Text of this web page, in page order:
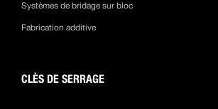
Systèmes de bridage sur bloc
Fabrication additive
CLÈS DE SERRAGE